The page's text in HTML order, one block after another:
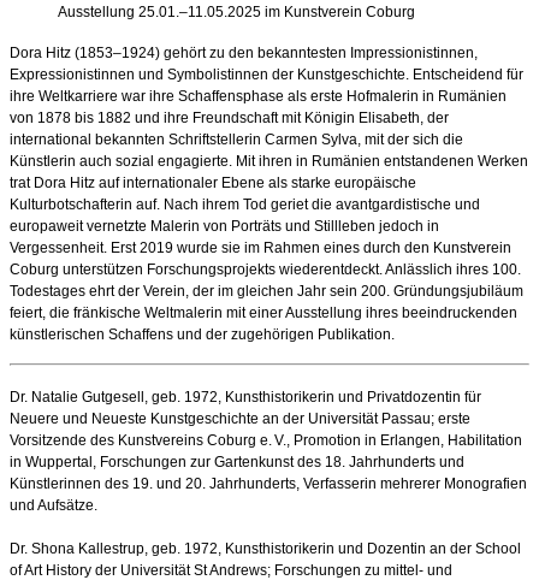
Ausstellung 25.01.–11.05.2025 im Kunstverein Coburg
Dora Hitz (1853–1924) gehört zu den bekanntesten Impressionistinnen,
Expressionistinnen und Symbolistinnen der Kunstgeschichte. Entscheidend für
ihre Weltkarriere war ihre Schaffensphase als erste Hofmalerin in Rumänien
von 1878 bis 1882 und ihre Freundschaft mit Königin Elisabeth, der
international bekannten Schriftstellerin Carmen Sylva, mit der sich die
Künstlerin auch sozial engagierte. Mit ihren in Rumänien entstandenen Werken
trat Dora Hitz auf internationaler Ebene als starke europäische
Kulturbotschafterin auf. Nach ihrem Tod geriet die avantgardistische und
europaweit vernetzte Malerin von Porträts und Stillleben jedoch in
Vergessenheit. Erst 2019 wurde sie im Rahmen eines durch den Kunstverein
Coburg unterstützen Forschungsprojekts wiederentdeckt. Anlässlich ihres 100.
Todestages ehrt der Verein, der im gleichen Jahr sein 200. Gründungsjubiläum
feiert, die fränkische Weltmalerin mit einer Ausstellung ihres beeindruckenden
künstlerischen Schaffens und der zugehörigen Publikation.
Dr. Natalie Gutgesell, geb. 1972, Kunsthistorikerin und Privatdozentin für
Neuere und Neueste Kunstgeschichte an der Universität Passau; erste
Vorsitzende des Kunstvereins Coburg e. V., Promotion in Erlangen, Habilitation
in Wuppertal, Forschungen zur Gartenkunst des 18. Jahrhunderts und
Künstlerinnen des 19. und 20. Jahrhunderts, Verfasserin mehrerer Monografien
und Aufsätze.
Dr. Shona Kallestrup, geb. 1972, Kunsthistorikerin und Dozentin an der School
of Art History der Universität St Andrews; Forschungen zu mittel- und